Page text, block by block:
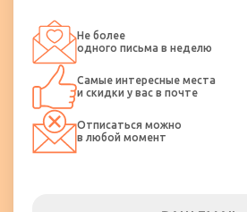
Не более
одного письма в неделю
Самые интересные места
и скидки у вас в почте
Отписаться можно
в любой момент